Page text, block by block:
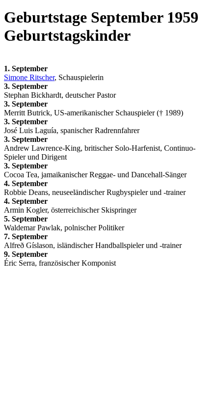
Geburtstage September 1959
Geburtstagskinder
1. September
Simone Ritscher, Schauspielerin
3. September
Stephan Bickhardt, deutscher Pastor
3. September
Merritt Butrick, US-amerikanischer Schauspieler († 1989)
3. September
José Luis Laguía, spanischer Radrennfahrer
3. September
Andrew Lawrence-King, britischer Solo-Harfenist, Continuo-
Spieler und Dirigent
3. September
Cocoa Tea, jamaikanischer Reggae- und Dancehall-Sänger
4. September
Robbie Deans, neuseeländischer Rugbyspieler und -trainer
4. September
Armin Kogler, österreichischer Skispringer
5. September
Waldemar Pawlak, polnischer Politiker
7. September
Alfreð Gíslason, isländischer Handballspieler und -trainer
9. September
Éric Serra, französischer Komponist